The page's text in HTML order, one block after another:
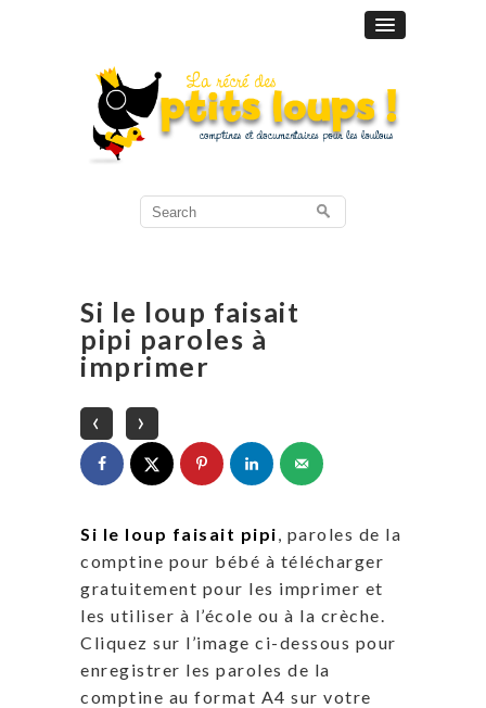
Search
for:
Si le loup faisait
pipi paroles à
imprimer
‹
›
Si le loup faisait pipi , paroles de la
comptine pour bébé à télécharger
gratuitement pour les imprimer et
les utiliser à l’école ou à la crèche.
Cliquez sur l’image ci-dessous pour
enregistrer les paroles de la
comptine au format A4 sur votre